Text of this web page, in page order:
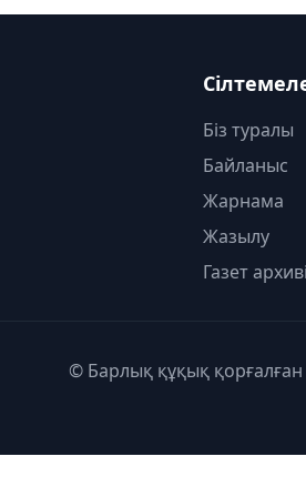
Біз туралы
Байланыс
Жарнама
Жазылу
Газет архиві
© Барлық құқық қорғалған